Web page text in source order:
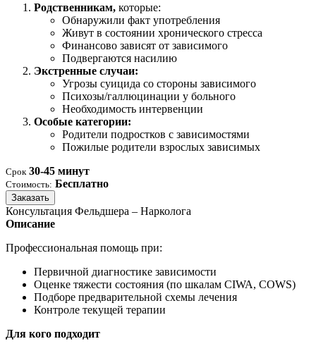
Родственникам, которые:
Обнаружили факт употребления
Живут в состоянии хронического стресса
Финансово зависят от зависимого
Подвергаются насилию
Экстренные случаи:
Угрозы суицида со стороны зависимого
Психозы/галлюцинации у больного
Необходимость интервенции
Особые категории:
Родители подростков с зависимостями
Пожилые родители взрослых зависимых
Срок 30-45 минут
Стоимость: Бесплатно
Заказать
Консультация Фельдшера – Нарколога
Описание
Профессиональная помощь при:
Первичной диагностике зависимости
Оценке тяжести состояния (по шкалам CIWA, COWS)
Подборе предварительной схемы лечения
Контроле текущей терапии
Для кого подходит